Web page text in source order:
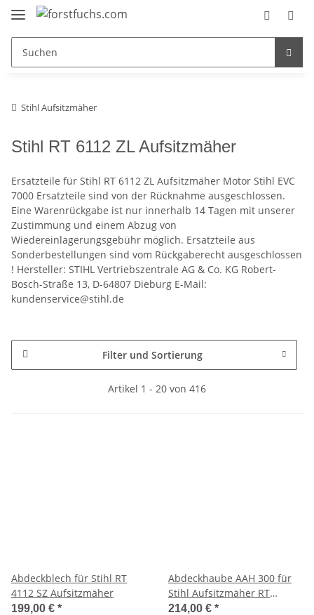
Stihl Aufsitzmäher
Stihl RT 6112 ZL Aufsitzmäher
Ersatzteile für Stihl RT 6112 ZL Aufsitzmäher Motor Stihl EVC
7000 Ersatzteile sind von der Rücknahme ausgeschlossen.
Eine Warenrückgabe ist nur innerhalb 14 Tagen mit unserer
Zustimmung und einem Abzug von
Wiedereinlagerungsgebühr möglich. Ersatzteile aus
Sonderbestellungen sind vom Rückgaberecht ausgeschlossen
! Hersteller: STIHL Vertriebszentrale AG & Co. KG Robert-
Bosch-Straße 13, D-64807 Dieburg E-Mail:
kundenservice@stihl.de
Filter und Sortierung
Artikel 1 - 20 von 416
Abdeckblech für Stihl RT
4112 SZ Aufsitzmäher
199,00 € *
Abdeckhaube AAH 300 für
Stihl Aufsitzmäher RT
5097/5112/6112/6127
214,00 € *